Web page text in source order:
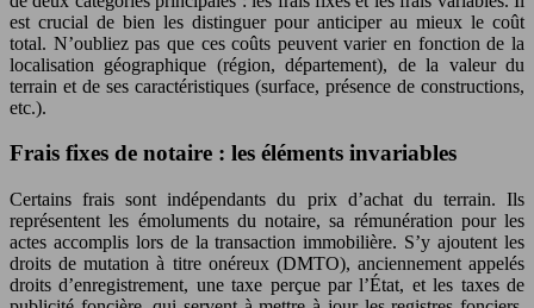
est crucial de bien les distinguer pour anticiper au mieux le coût
total. N’oubliez pas que ces coûts peuvent varier en fonction de la
localisation géographique (région, département), de la valeur du
terrain et de ses caractéristiques (surface, présence de constructions,
etc.).
Frais fixes de notaire : les éléments invariables
Certains frais sont indépendants du prix d’achat du terrain. Ils
représentent les émoluments du notaire, sa rémunération pour les
actes accomplis lors de la transaction immobilière. S’y ajoutent les
droits de mutation à titre onéreux (DMTO), anciennement appelés
droits d’enregistrement, une taxe perçue par l’État, et les taxes de